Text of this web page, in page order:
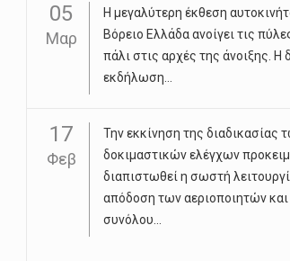
05
Μαρ
Η μεγαλύτερη έκθεση
Βόρειο Ελλάδα ανοίγει τις
πάλι στις αρχές της άνοιξης. Η
εκδήλωση...
17
Φεβ
Την εκκίνηση της διαδικασίας
δοκιμαστικών ελέγχων
διαπιστωθεί η σωστή
απόδοση των αεριοποιητών και
συνόλου...